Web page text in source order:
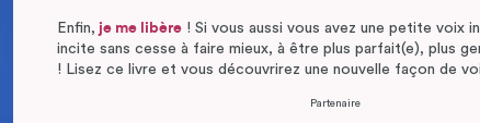
Enfin, je me libère ! Si vous aussi vous avez une petite voix
incite sans cesse à faire mieux, à être plus parfait(e), plus
! Lisez ce livre et vous découvrirez une nouvelle façon de
Partenaire